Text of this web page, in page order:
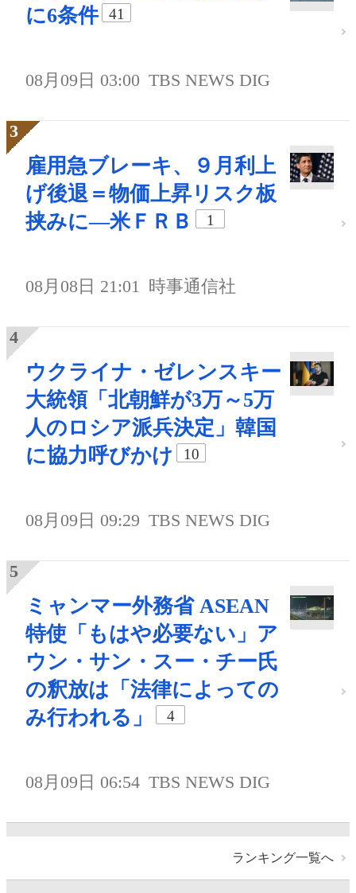
に6条件
41
08月09日 03:00 TBS NEWS DIG
雇用急ブレーキ、９月利上
げ後退＝物価上昇リスク板
挟みに―米ＦＲＢ
1
08月08日 21:01 時事通信社
ウクライナ・ゼレンスキー
大統領「北朝鮮が3万～5万
人のロシア派兵決定」韓国
に協力呼びかけ
10
08月09日 09:29 TBS NEWS DIG
ミャンマー外務省 ASEAN
特使「もはや必要ない」ア
ウン・サン・スー・チー氏
の釈放は「法律によっての
み行われる」
4
08月09日 06:54 TBS NEWS DIG
ランキング一覧へ